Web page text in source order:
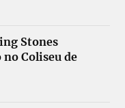
Stones
Coliseu de